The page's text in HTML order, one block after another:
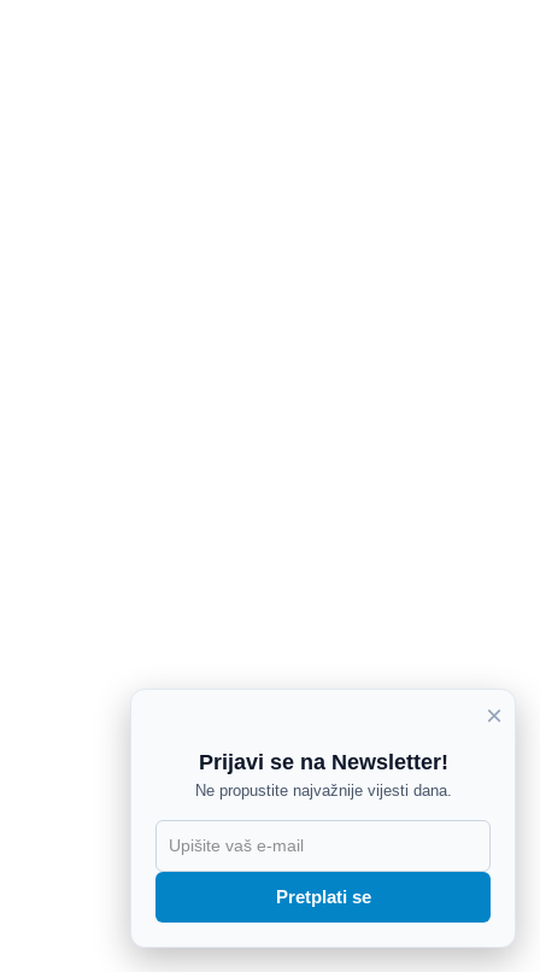
×
Prijavi se na Newsletter!
Ne propustite najvažnije vijesti dana.
Pretplati se